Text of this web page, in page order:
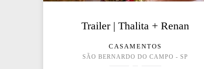
Trailer | Thalita + Renan
CASAMENTOS
SÃO BERNARDO DO CAMPO - SP